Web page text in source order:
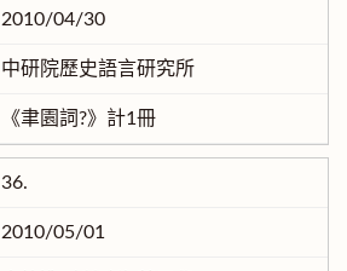
2010/04/30
中研院歷史語言研究所
《聿園詞?》計1冊
36.
2010/05/01